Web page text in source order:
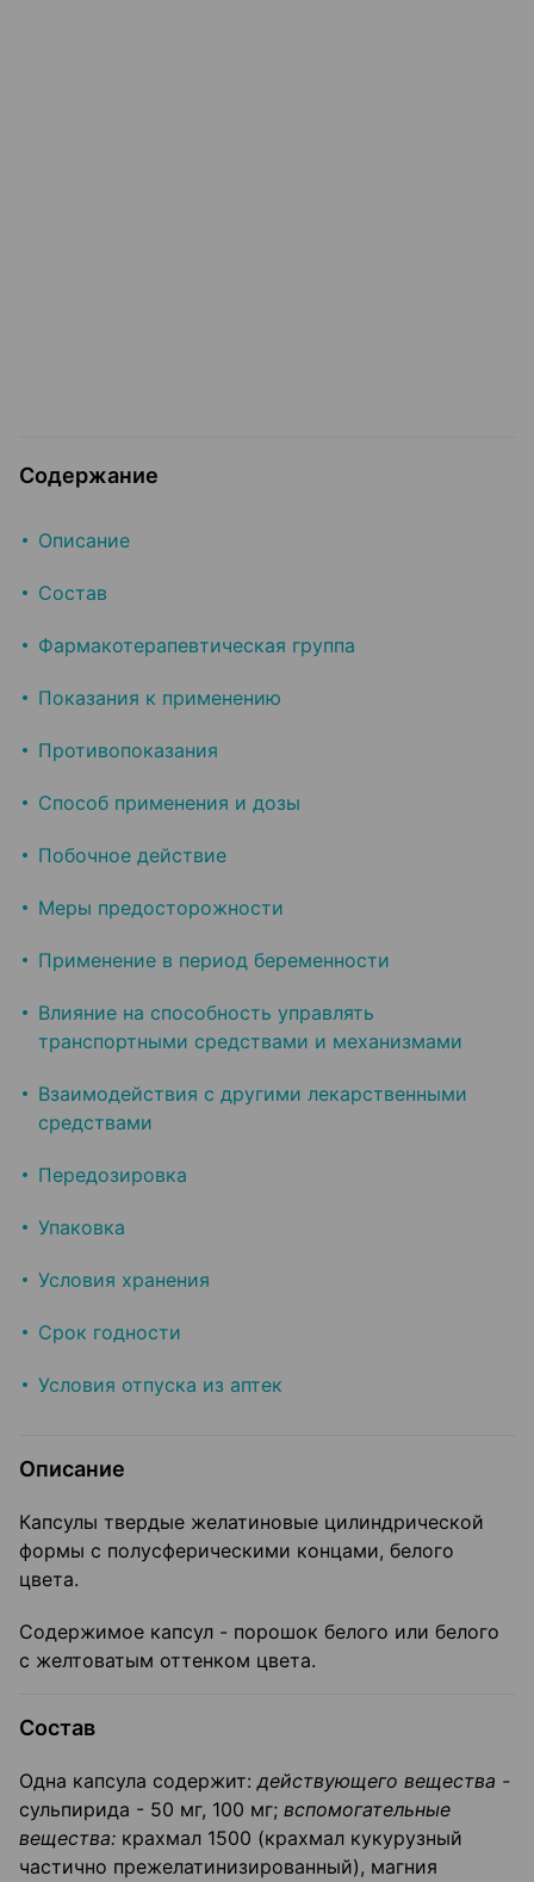
Содержание
Описание
Состав
Фармакотерапевтическая группа
Показания к применению
Противопоказания
Способ применения и дозы
Побочное действие
Меры предосторожности
Применение в период беременности
Влияние на способность управлять
транспортными средствами и механизмами
Взаимодействия с другими лекарственными
средствами
Передозировка
Упаковка
Условия хранения
Срок годности
Условия отпуска из аптек
Описание
Капсулы твердые желатиновые цилиндрической
формы с полусферическими концами, белого
цвета.
Содержимое капсул - порошок белого или белого
с желтоватым оттенком цвета.
Состав
Одна капсула содержит:действующего вещества -
сульпирида - 50 мг, 100 мг; вспомогательные
вещества: крахмал 1500 (крахмал кукурузный
частично прежелатинизированный), магния